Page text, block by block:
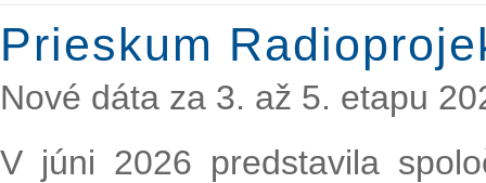
Prieskum
Nové dáta za 3. až 5. etapu
V júni 2026 predstavila